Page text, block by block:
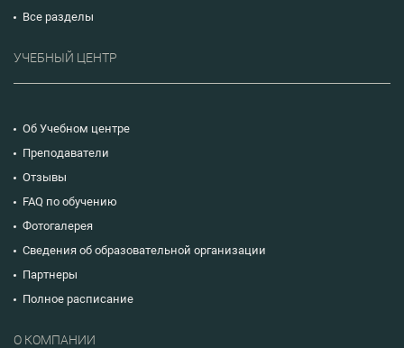
Все разделы
УЧЕБНЫЙ ЦЕНТР
Об Учебном центре
Преподаватели
Отзывы
FAQ по обучению
Фотогалерея
Сведения об образовательной организации
Партнеры
Полное расписание
О КОМПАНИИ